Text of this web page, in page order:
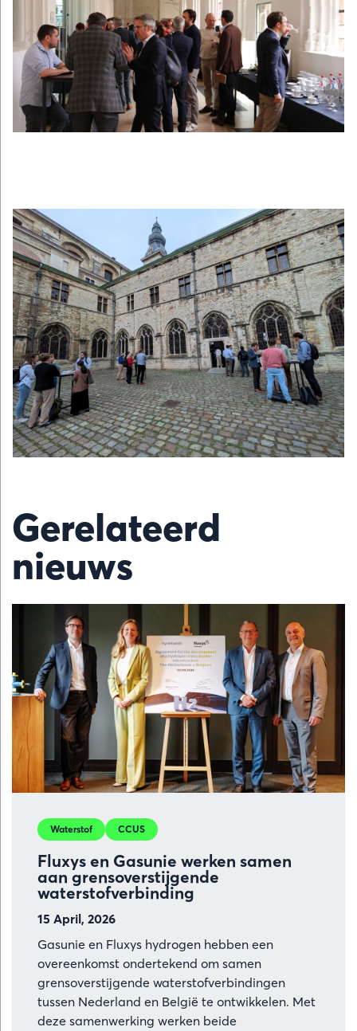
Afbeelding
Gerelateerd
nieuws
Fluxys en Gasunie werken samen
aan grensoverstijgende
waterstofverbinding
15 April, 2026
Waterstof CCUS
Gasunie en Fluxys hydrogen hebben een
overeenkomst ondertekend om samen
grensoverstijgende waterstofverbindingen
tussen Nederland en België te ontwikkelen. Met
deze samenwerking werken beide